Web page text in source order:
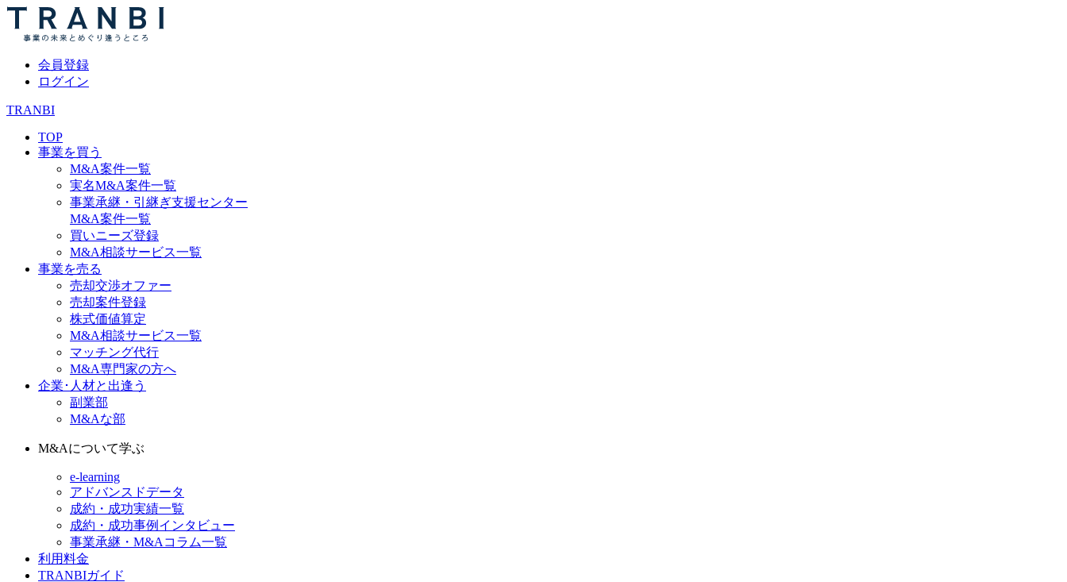
会員登録
ログイン
TRANBI
TOP
事業を買う
M&A案件一覧
実名M&A案件一覧
事業承継・引継ぎ支援センター
M&A案件一覧
買いニーズ登録
M&A相談サービス一覧
事業を売る
売却交渉オファー
売却案件登録
株式価値算定
M&A相談サービス一覧
マッチング代行
M&A専門家の方へ
企業･人材と出逢う
副業部
M&Aな部
M&Aについて学ぶ
e-learning
アドバンスドデータ
成約・成功実績一覧
成約・成功事例インタビュー
事業承継・M&Aコラム一覧
利用料金
TRANBIガイド